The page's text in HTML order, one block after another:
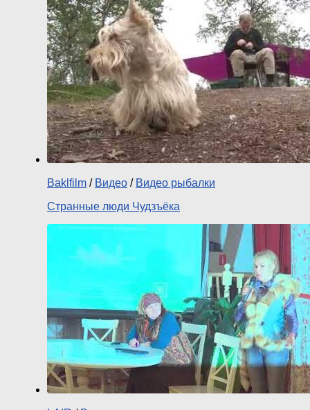
Baklfilm / Видео / Видео рыбалки
Странные люди Чудзъёка